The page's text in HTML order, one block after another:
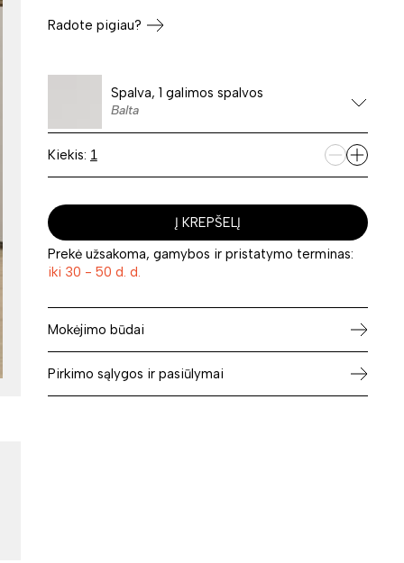
Radote pigiau?
Spalva, 1 galimos spalvos
Balta
Kiekis:
Į KREPŠELĮ
Prekė užsakoma, gamybos ir pristatymo terminas:
iki 30 - 50 d. d.
Mokėjimo būdai
Pirkimo sąlygos ir pasiūlymai